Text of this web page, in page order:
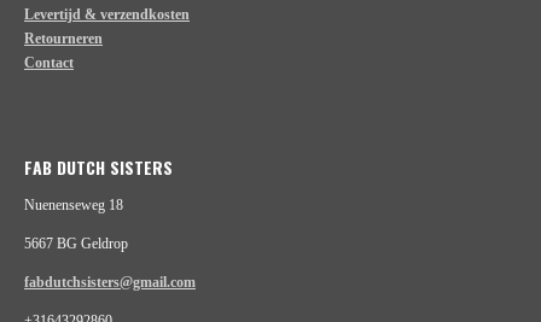
Levertijd & verzendkosten
Retourneren
Contact
FAB DUTCH SISTERS
Nuenenseweg 18
5667 BG Geldrop
fabdutchsisters@gmail.com